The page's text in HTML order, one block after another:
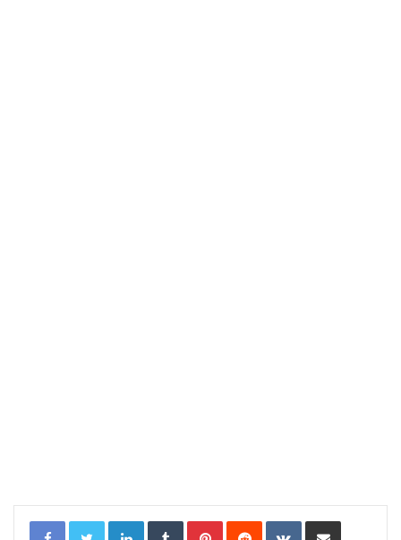
LinkedInTumblrPinterestReddit VKontakteCompartir por correo